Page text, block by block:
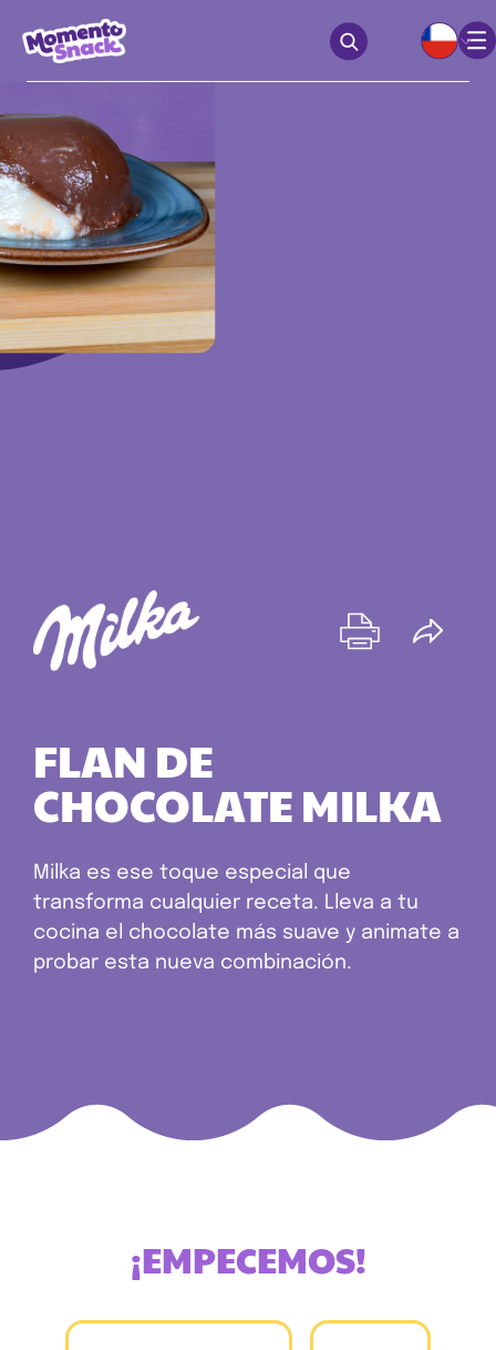
FLAN DE
CHOCOLATE MILKA
Milka es ese toque especial que
transforma cualquier receta. Lleva a tu
cocina el chocolate más suave y animate a
probar esta nueva combinación.
¡EMPECEMOS!